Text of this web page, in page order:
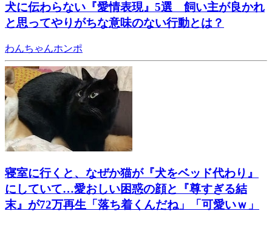
犬に伝わらない『愛情表現』5選 飼い主が良かれ
と思ってやりがちな意味のない行動とは？
わんちゃんホンポ
寝室に行くと、なぜか猫が『犬をベッド代わり』
にしていて…愛おしい困惑の顔と『尊すぎる結
末』が72万再生「落ち着くんだね」「可愛いｗ」